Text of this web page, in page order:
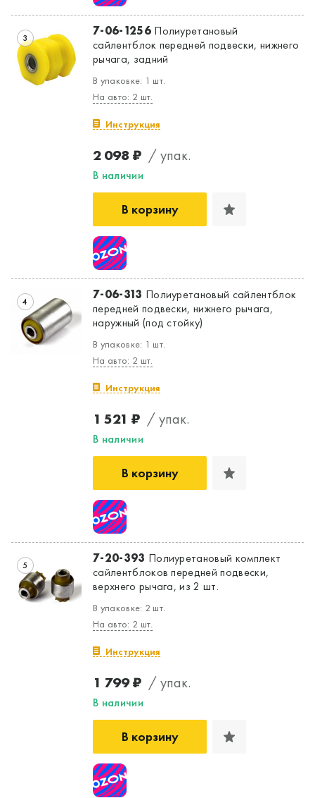
Да, верно Нет, выбрать другой
3 7-06-1256Полиуретановый
сайлентблок передней подвески, нижнего
рычага, задний
В упаковке: 1 шт.
На авто: 2 шт.
Инструкция
2 098 ₽ / упак.
В наличии
В корзину
4 7-06-313 Полиуретановый сайлентблок
передней подвески, нижнего рычага,
наружный (под стойку)
В упаковке: 1 шт.
На авто: 2 шт.
Инструкция
1 521 ₽ / упак.
В наличии
В корзину
5 7-20-393 Полиуретановый комплект
сайлентблоков передней подвески,
верхнего рычага, из 2 шт.
В упаковке: 2 шт.
На авто: 2 шт.
Инструкция
1 799 ₽ / упак.
В наличии
В корзину